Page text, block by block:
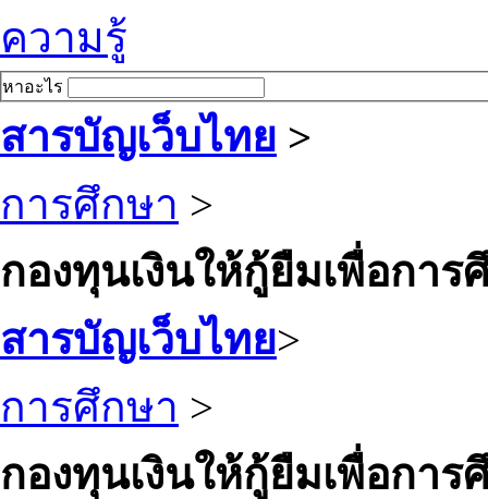
ความรู้
หาอะไร
สารบัญเว็บไทย >
การศึกษา >
กองทุนเงินให้กู้ยืมเพื่อการ
สารบัญเว็บไทย>
การศึกษา >
กองทุนเงินให้กู้ยืมเพื่อการ